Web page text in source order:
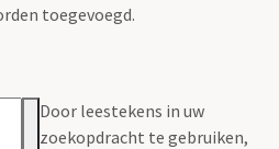
toegevoegd.
Door leestekens in uw
zoekopdracht te gebruiken,